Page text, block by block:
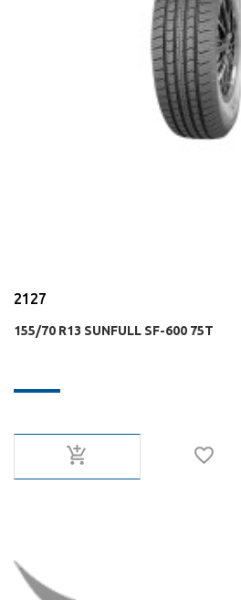
2127
155/70 R13 SUNFULL SF-600 75T